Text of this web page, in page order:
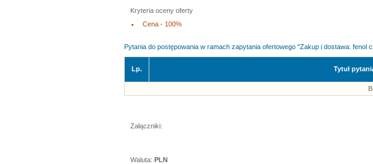
Kryteria oceny oferty
Cena - 100%
Pytania do postępowania w ramach zapytania ofertowego "Zakup i dostawa: fenol
Lp. Tytuł
Załączniki:
Waluta: PLN